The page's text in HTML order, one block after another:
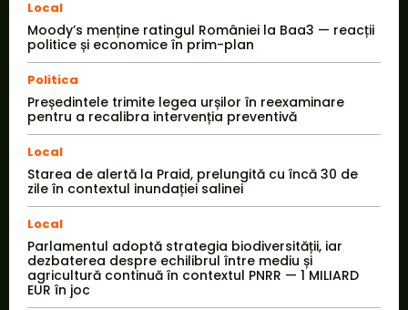
Local
Moody’s menține ratingul României la Baa3 — reacții
politice și economice în prim-plan
Politica
Președintele trimite legea urșilor în reexaminare
pentru a recalibra intervenția preventivă
Local
Starea de alertă la Praid, prelungită cu încă 30 de
zile în contextul inundației salinei
Local
Parlamentul adoptă strategia biodiversității, iar
dezbaterea despre echilibrul între mediu și
agricultură continuă în contextul PNRR — 1 MILIARD
EUR în joc